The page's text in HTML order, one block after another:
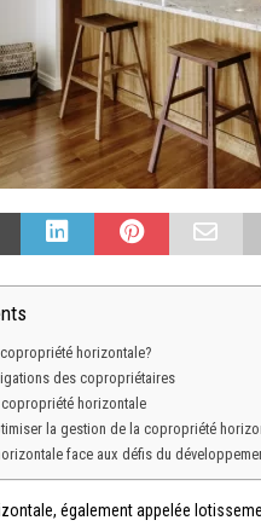
copropriété horizontale?
des copropriétaires
horizontale
la gestion de la copropriété
face aux défis du
également appelée